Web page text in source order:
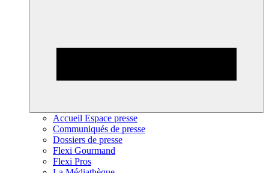
Accueil Espace presse
Communiqués de presse
Dossiers de presse
Flexi Gourmand
Flexi Pros